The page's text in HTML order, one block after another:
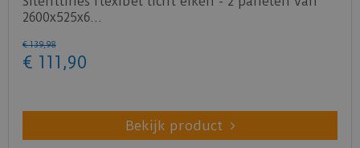
2600x525x6…
€ 139,98
€ 111 ,90
Bekijk product